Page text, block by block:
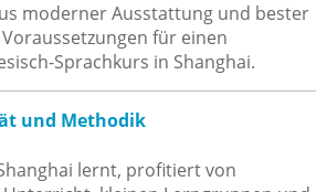
moderner Ausstattung und bester
für einen
Sprachkurs in Shanghai.
und Methodik
lernt, profitiert von